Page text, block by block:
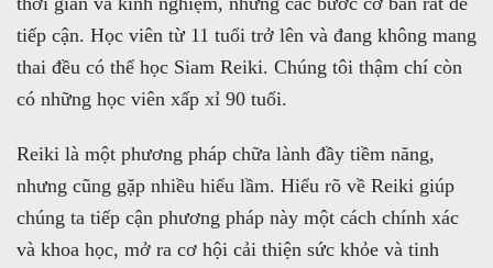
tiếp cận. Học viên từ 11 tuổi trở lên và đang không mang
thai đều có thể học Siam Reiki. Chúng tôi thậm chí còn
có những học viên xấp xỉ 90 tuổi.
Reiki là một phương pháp chữa lành đầy tiềm năng,
nhưng cũng gặp nhiều hiểu lầm. Hiểu rõ về Reiki giúp
chúng ta tiếp cận phương pháp này một cách chính xác
và khoa học, mở ra cơ hội cải thiện sức khỏe và tinh